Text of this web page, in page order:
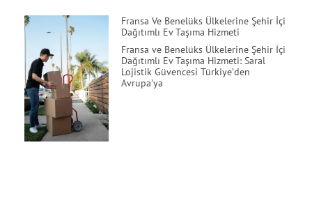
Fransa Ve Benelüks Ülkelerine Şehir İçi
Dağıtımlı Ev Taşıma Hizmeti
Fransa ve Benelüks Ülkelerine Şehir İçi
Dağıtımlı Ev Taşıma Hizmeti: Saral
Lojistik Güvencesi Türkiye’den
Avrupa’ya